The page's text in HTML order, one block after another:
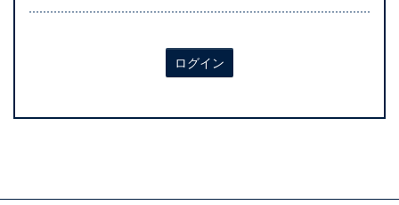
ログイン